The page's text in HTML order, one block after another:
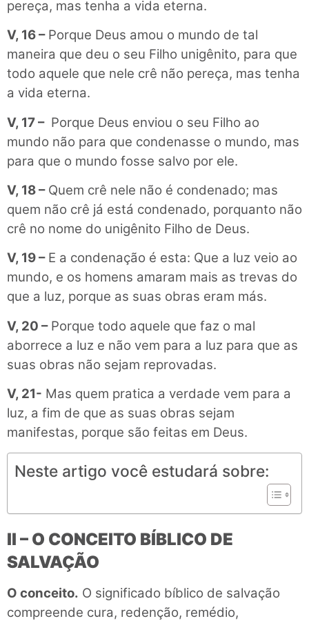
pereça, mas tenha a vida eterna.
V, 16 –Porque Deus amou o mundo de tal
maneira que deu o seu Filho unigênito, para que
todo aquele que nele crê não pereça, mas tenha
a vida eterna.
V, 17 –Porque Deus enviou o seu Filho ao
mundo não para que condenasse o mundo, mas
para que o mundo fosse salvo por ele.
V, 18 –Quem crê nele não é condenado; mas
quem não crê já está condenado, porquanto não
crê no nome do unigênito Filho de Deus.
V, 19 –E a condenação é esta: Que a luz veio ao
mundo, e os homens amaram mais as trevas do
que a luz, porque as suas obras eram más.
V, 20 –Porque todo aquele que faz o mal
aborrece a luz e não vem para a luz para que as
suas obras não sejam reprovadas.
V, 21- Mas quem pratica a verdade vem para a
luz, a fim de que as suas obras sejam
manifestas, porque são feitas em Deus.
Neste artigo você estudará sobre:
II – O CONCEITO BÍBLICO DE
SALVAÇÃO
O conceito. O significado bíblico de salvação
compreende cura, redenção, remédio,